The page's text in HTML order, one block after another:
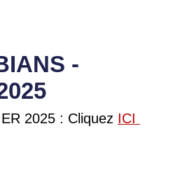
-
2025 : Cliquez ICI